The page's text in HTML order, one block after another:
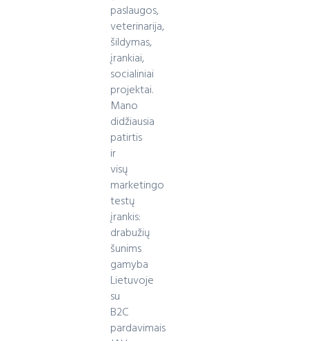
paslaugos,
veterinarija,
šildymas,
įrankiai,
socialiniai
projektai.
Mano
didžiausia
patirtis
ir
visų
marketingo
testų
įrankis:
drabužių
šunims
gamyba
Lietuvoje
su
B2C
pardavimais